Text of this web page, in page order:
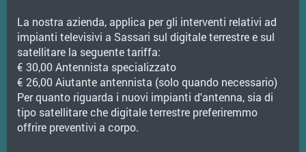
La nostra azienda, applica per gli interventi relativi ad
impianti televisivi a Sassari sul digitale terrestre e sul
satellitare la seguente tariffa:
€ 30,00 Antennista specializzato
€ 26,00 Aiutante antennista (solo quando necessario)
Per quanto riguarda i nuovi impianti d'antenna, sia di
tipo satellitare che digitale terrestre preferiremmo
offrire preventivi a corpo.